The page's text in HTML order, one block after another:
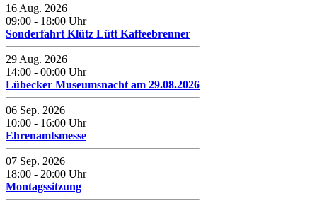
16 Aug. 2026
09:00 - 18:00 Uhr
Sonderfahrt Klütz Lütt Kaffeebrenner
29 Aug. 2026
14:00 - 00:00 Uhr
Lübecker Museumsnacht am 29.08.2026
06 Sep. 2026
10:00 - 16:00 Uhr
Ehrenamtsmesse
07 Sep. 2026
18:00 - 20:00 Uhr
Montagssitzung